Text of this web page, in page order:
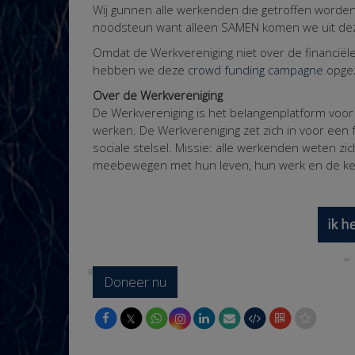
Wij gunnen alle werkenden die getroffen
noodsteun want alleen SAMEN komen we uit
Omdat de Werkvereniging niet over de
hebben we deze crowd funding campagne
Over de Werkvereniging
De Werkvereniging is het belangenplatform
werken. De Werkvereniging zet zich in voor
sociale stelsel. Missie: alle werkenden weten
meebewegen met hun leven, hun werk en de
Doneer nu
𝕏